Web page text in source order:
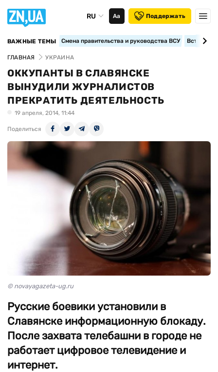
RU Аа Поддержать
ВАЖНЫЕ ТЕМЫ Смена правительства и руководства ВСУ
ГЛАВНАЯ УКРАИНА
ОККУПАНТЫ В СЛАВЯНСКЕ
ВЫНУДИЛИ ЖУРНАЛИСТОВ
ПРЕКРАТИТЬ ДЕЯТЕЛЬНОСТЬ
19 апреля, 2014, 11:44
Поделиться
© novayagazeta-ug.ru
Русские боевики установили в
Славянске информационную блокаду.
После захвата телебашни в городе не
работает цифровое телевидение и
интернет.